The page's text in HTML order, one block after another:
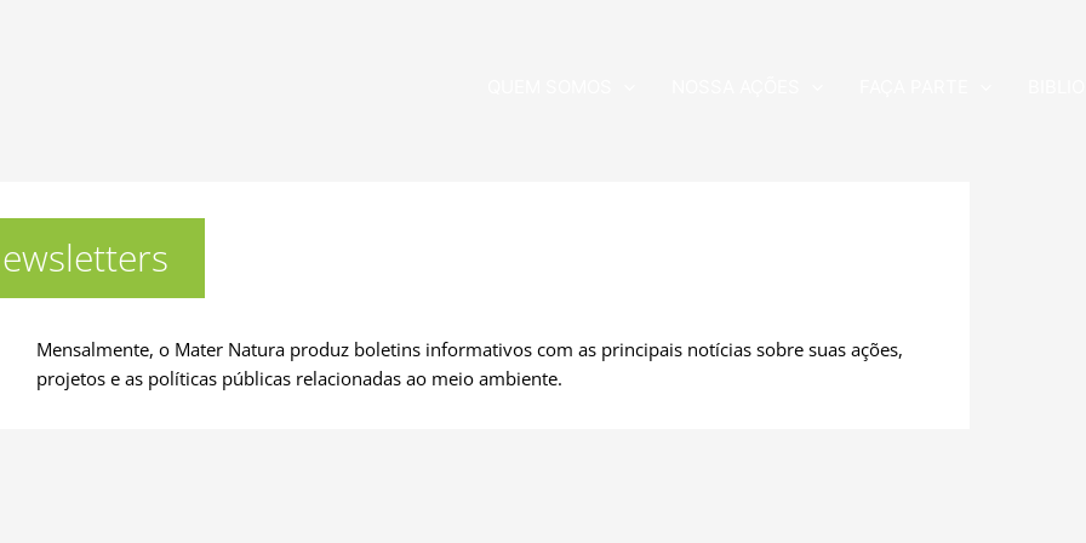
Mensalmente, o Mater Natura produz boletins informativos com as principais notícias sobre suas ações,
projetos e as políticas públicas relacionadas ao meio ambiente.